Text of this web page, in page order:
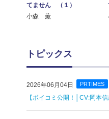
てません （１）
小森 薫
トピックス
2026年06月04日 PRTIMES
【ボイコミ公開！│CV:岡本